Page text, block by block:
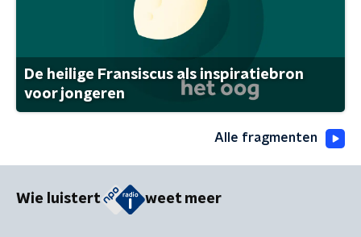
De heilige Fransiscus als inspiratiebron
voor jongeren
Alle fragmenten
Wie luistert weet meer